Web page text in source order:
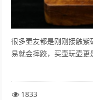
很多壶友都是刚刚接触
易就会摔跤，买壶玩壶更
1833